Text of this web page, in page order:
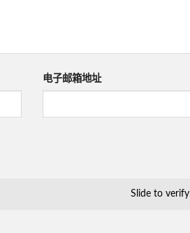
电子邮箱地址
Slide to verify